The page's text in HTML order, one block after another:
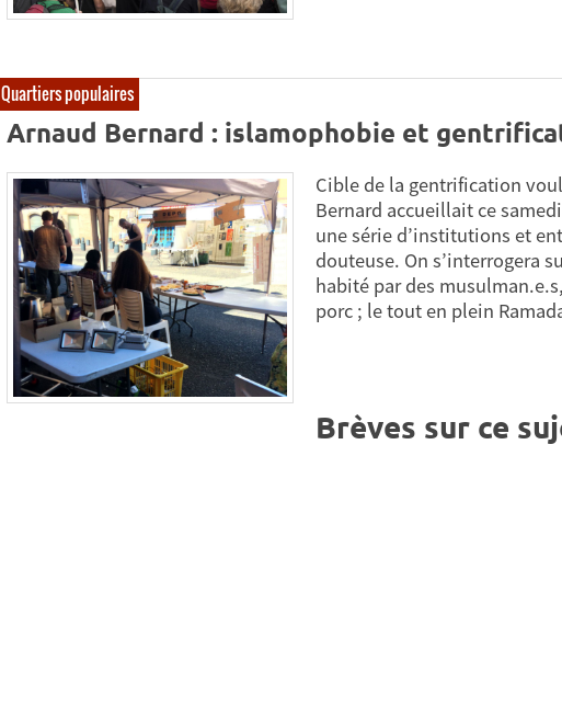
Quartiers populaires
Arnaud Bernard : islamophobie et
Cible de la gentrification
Bernard accueillait ce
une série d’institutions et
douteuse. On s’interrogera
habité par des
porc ; le tout en plein
Brèves sur ce